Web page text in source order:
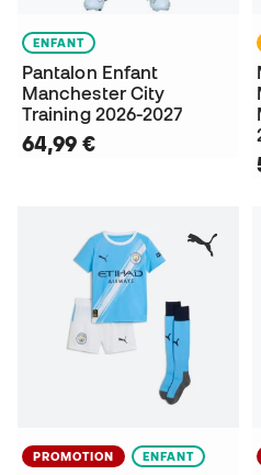
ENFANT
Pantalon Enfant
Manchester City
Training 2026-2027
64,99 €
PROMOTION ENFANT